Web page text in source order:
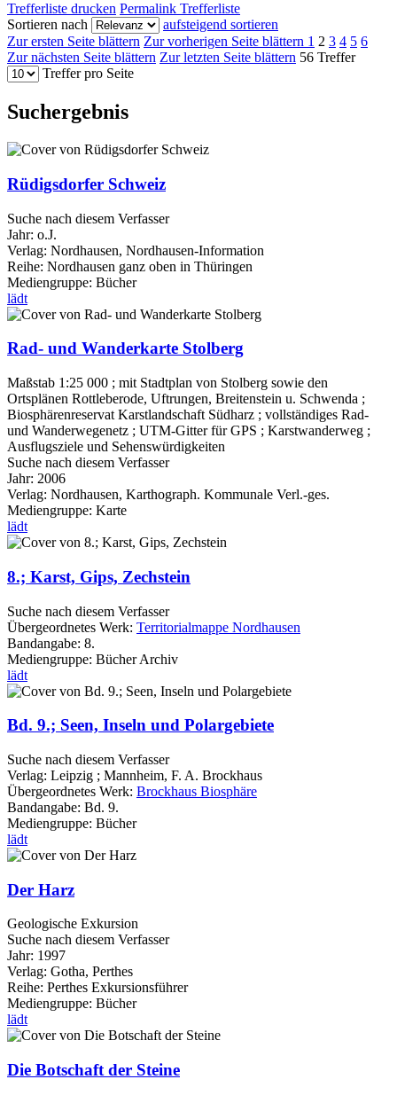
Trefferliste drucken Permalink Trefferliste
Sortieren nach
aufsteigend sortieren
Zur ersten Seite blättern Zur vorherigen Seite blättern 1 2 3 4 5 6
Zur nächsten Seite blättern Zur letzten Seite blättern 56 Treffer
Treffer pro Seite
Suchergebnis
Rüdigsdorfer Schweiz
Suche nach diesem Verfasser
Jahr: o.J.
Verlag: Nordhausen, Nordhausen-Information
Reihe: Nordhausen ganz oben in Thüringen
Mediengruppe: Bücher
lädt
Rad- und Wanderkarte Stolberg
Maßstab 1:25 000 ; mit Stadtplan von Stolberg sowie den
Ortsplänen Rottleberode, Uftrungen, Breitenstein u. Schwenda ;
Biosphärenreservat Karstlandschaft Südharz ; vollständiges Rad-
und Wanderwegenetz ; UTM-Gitter für GPS ; Karstwanderweg ;
Ausflugsziele und Sehenswürdigkeiten
Suche nach diesem Verfasser
Jahr: 2006
Verlag: Nordhausen, Karthograph. Kommunale Verl.-ges.
Mediengruppe: Karte
lädt
8.; Karst, Gips, Zechstein
Suche nach diesem Verfasser
Übergeordnetes Werk: Territorialmappe Nordhausen
Bandangabe: 8.
Mediengruppe: Bücher Archiv
lädt
Bd. 9.; Seen, Inseln und Polargebiete
Suche nach diesem Verfasser
Verlag: Leipzig ; Mannheim, F. A. Brockhaus
Übergeordnetes Werk: Brockhaus Biosphäre
Bandangabe: Bd. 9.
Mediengruppe: Bücher
lädt
Der Harz
Geologische Exkursion
Suche nach diesem Verfasser
Jahr: 1997
Verlag: Gotha, Perthes
Reihe: Perthes Exkursionsführer
Mediengruppe: Bücher
lädt
Die Botschaft der Steine